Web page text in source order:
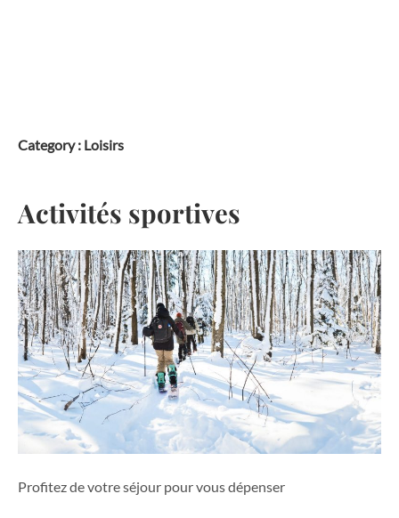
Category : Loisirs
Activités sportives
Profitez de votre séjour pour vous dépenser